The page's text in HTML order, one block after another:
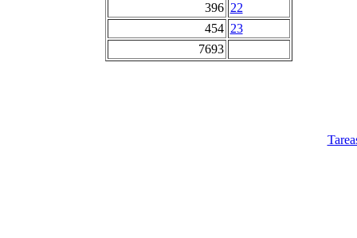
396 22
454 23
7693